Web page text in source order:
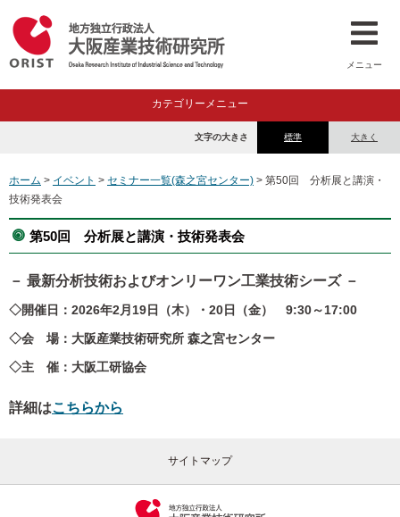
メニュー
カテゴリーメニュー
標準 大きく
文字の大きさ
ホーム > イベント > セミナー一覧(森之宮センター) > 第50回 分析展と講演・
技術発表会
第50回 分析展と講演・技術発表会
－ 最新分析技術およびオンリーワン工業技術シーズ －
◇開催日：2026年2月19日（木）・20日（金） 9:30～17:00
◇会 場：大阪産業技術研究所 森之宮センター
◇主 催：大阪工研協会
詳細はこちらから
サイトマップ